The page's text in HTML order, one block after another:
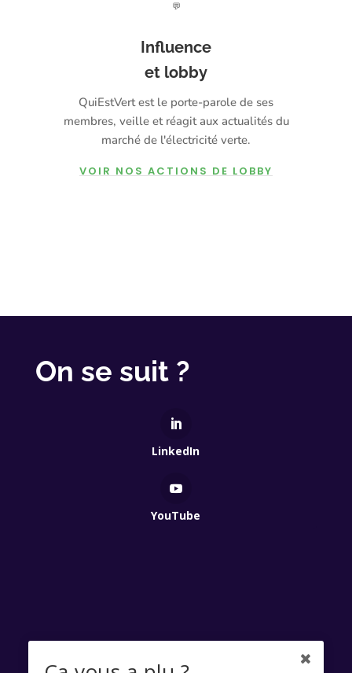
💬
Influence
et lobby
QuiEstVert est le porte-parole de ses
membres, veille et réagit aux actualités du
marché de l'électricité verte.
VOIR NOS ACTIONS DE LOBBY
On se suit ?
LinkedIn
YouTube